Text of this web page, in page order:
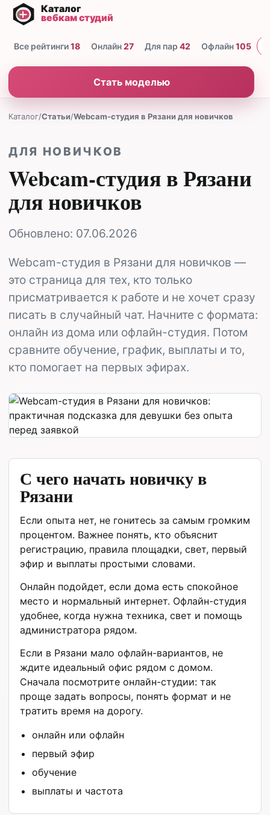
Все рейтинги18 Онлайн27 Для пар 42 Офлайн105
Стать моделью
Каталог/Статьи/Webcam-студия в Рязани для новичков
ДЛЯ НОВИЧКОВ
Webcam-студия в Рязани
для новичков
Обновлено: 07.06.2026
Webcam-студия в Рязани для новичков —
это страница для тех, кто только
присматривается к работе и не хочет сразу
писать в случайный чат. Начните с формата:
онлайн из дома или офлайн-студия. Потом
сравните обучение, график, выплаты и то,
кто помогает на первых эфирах.
С чего начать новичку в
Рязани
Если опыта нет, не гонитесь за самым громким
процентом. Важнее понять, кто объяснит
регистрацию, правила площадки, свет, первый
эфир и выплаты простыми словами.
Онлайн подойдет, если дома есть спокойное
место и нормальный интернет. Офлайн-студия
удобнее, когда нужна техника, свет и помощь
администратора рядом.
Если в Рязани мало офлайн-вариантов, не
ждите идеальный офис рядом с домом.
Сначала посмотрите онлайн-студии: так
проще задать вопросы, понять формат и не
тратить время на дорогу.
онлайн или офлайн
первый эфир
обучение
выплаты и частота